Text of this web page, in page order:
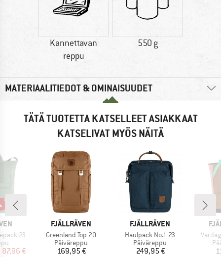
Kannettavan
reppu
550 g
MATERIAALITIEDOT & OMINAISUUDET
TÄTÄ TUOTETTA KATSELLEET ASIAKKAAT
KATSELIVAT MYÖS NÄITÄ
23
hinta
87,96 €
MERKKI
FJÄLLRÄVEN
Tuote
Greenland Top 20
Tuoteryhmä
Päiväreppu
Hinta
169,95 €
MERKKI
FJÄLLRÄVEN
Tuote
Haulpack No.1 23
Tuoteryhmä
Päiväreppu
Hinta
249,95 €
Tuote